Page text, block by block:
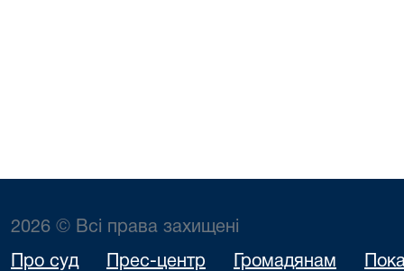
2026 © Всі права захищені
Про суд Прес-центр Громадянам